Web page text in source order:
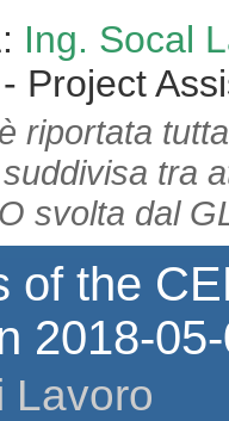
Ing. Socal
- Project
riportata
tra
svolta dal
of the
2018-
Lavoro